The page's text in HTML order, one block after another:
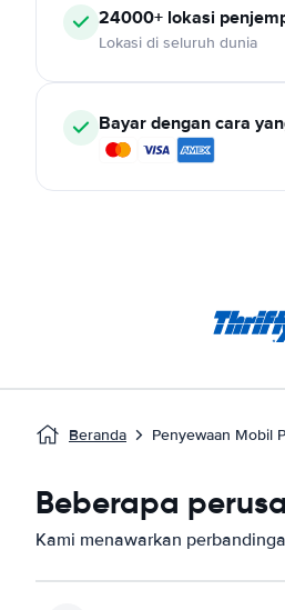
24000+ lokasi
Lokasi di seluruh dunia
Bayar dengan cara
Beranda Penyewaan Mobil
Beberapa
Kami menawarkan